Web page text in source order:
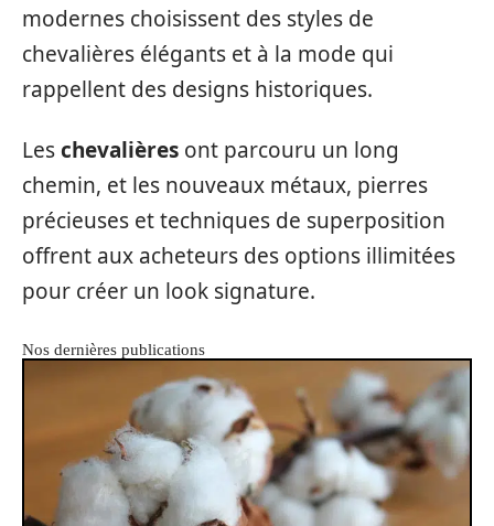
modernes choisissent des styles de
chevalières élégants et à la mode qui
rappellent des designs historiques.
Leschevalières ont parcouru un long
chemin, et les nouveaux métaux, pierres
précieuses et techniques de superposition
offrent aux acheteurs des options illimitées
pour créer un look signature.
Nos dernières publications